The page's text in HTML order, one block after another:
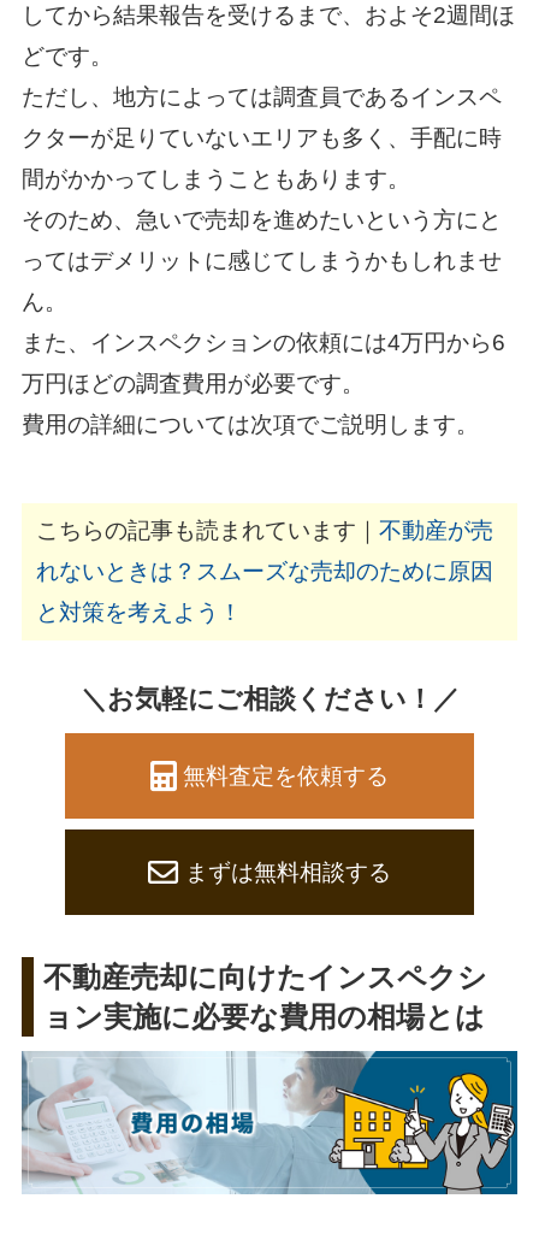
してから結果報告を受けるまで、およそ2週間ほ
どです。
ただし、地方によっては調査員であるインスペ
クターが足りていないエリアも多く、手配に時
間がかかってしまうこともあります。
そのため、急いで売却を進めたいという方にと
ってはデメリットに感じてしまうかもしれませ
ん。
また、インスペクションの依頼には4万円から6
万円ほどの調査費用が必要です。
費用の詳細については次項でご説明します。
こちらの記事も読まれています｜ 不動産が売
れないときは？スムーズな売却のために原因
と対策を考えよう！
＼お気軽にご相談ください！／
無料査定を依頼する
まずは無料相談する
不動産売却に向けたインスペクシ
ョン実施に必要な費用の相場とは